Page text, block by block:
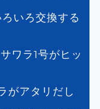
いろ交換する
ワラ1号がヒッ
がアタリだし